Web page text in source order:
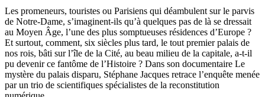
Les promeneurs, touristes ou Parisiens qui déambulent sur le parvis
de Notre-Dame, s’imaginent-ils qu’à quelques pas de là se dressait
au Moyen Âge, l’une des plus somptueuses résidences d’Europe ?
Et surtout, comment, six siècles plus tard, le tout premier palais de
nos rois, bâti sur l’île de la Cité, au beau milieu de la capitale, a-t-il
pu devenir ce fantôme de l’Histoire ? Dans son documentaire Le
mystère du palais disparu, Stéphane Jacques retrace l’enquête menée
par un trio de scientifiques spécialistes de la reconstitution